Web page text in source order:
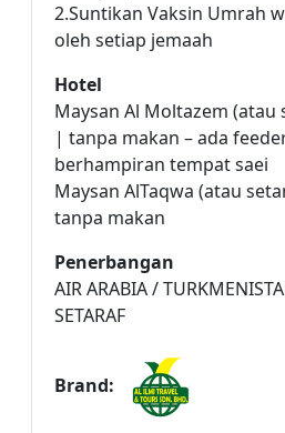
2.Suntikan Vaksin Umrah
oleh setiap jemaah
Hotel
Maysan Al Moltazem (atau
| tanpa makan – ada
berhampiran tempat saei
Maysan AlTaqwa (atau
tanpa makan
Penerbangan
AIR ARABIA /
SETARAF
Brand: